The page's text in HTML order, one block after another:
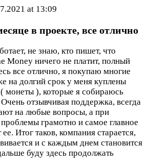
at 13:09
в проекте, все отлично
не знаю, кто пишет, что
Money ничего не платит, полный
все отлично, я покупаю многие
на долгий срок у меня куплены
монеты ), которые я собираюсь
отзывчивая поддержка, всегда
на любые вопросы, а при
грамотно и самое главное
Итог таков, компания старается,
и с каждым днем становится
буду здесь продолжать